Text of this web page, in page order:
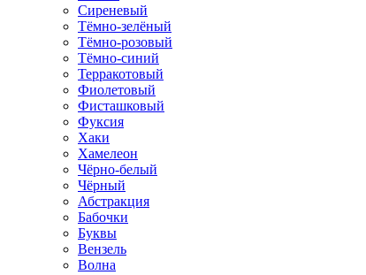
Сиреневый
Тёмно-зелёный
Тёмно-розовый
Тёмно-синий
Терракотовый
Фиолетовый
Фисташковый
Фуксия
Хаки
Хамелеон
Чёрно-белый
Чёрный
Абстракция
Бабочки
Буквы
Вензель
Волна